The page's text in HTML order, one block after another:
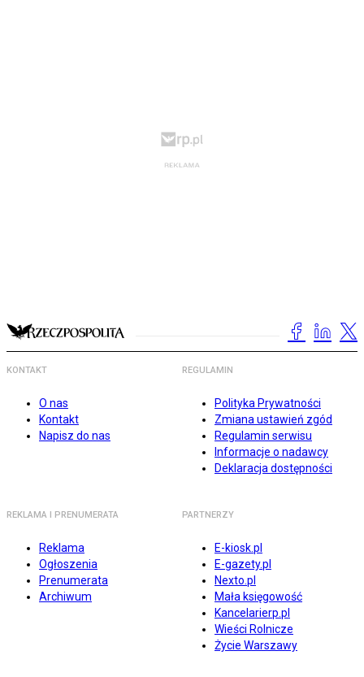
KONTAKT
O nas
Kontakt
Napisz do nas
REGULAMIN
Polityka Prywatności
Zmiana ustawień zgód
Regulamin serwisu
Informacje o nadawcy
Deklaracja dostępności
REKLAMA I PRENUMERATA
Reklama
Ogłoszenia
Prenumerata
Archiwum
PARTNERZY
E-kiosk.pl
E-gazety.pl
Nexto.pl
Mała księgowość
Kancelarierp.pl
Wieści Rolnicze
Życie Warszawy